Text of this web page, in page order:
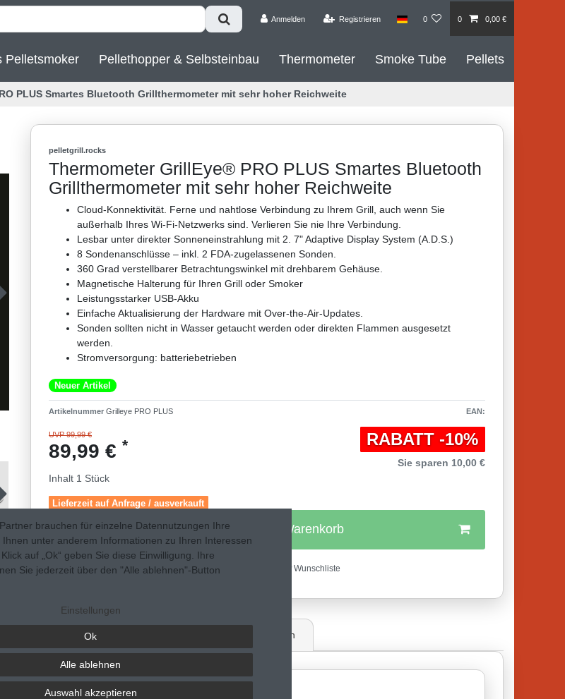
Anmelden Registrieren 0 0 0,00 €
Pelletsmoker Pellethopper & Selbsteinbau Thermometer Smoke Tube Pellets
PLUS Smartes Bluetooth Grillthermometer mit sehr hoher Reichweite
pelletgrill.rocks
Thermometer GrillEye® PRO PLUS Smartes Bluetooth
Grillthermometer mit sehr hoher Reichweite
Cloud-Konnektivität. Ferne und nahtlose Verbindung zu Ihrem Grill, auch wenn Sie
außerhalb Ihres Wi-Fi-Netzwerks sind. Verlieren Sie nie Ihre Verbindung.
Lesbar unter direkter Sonneneinstrahlung mit 2. 7" Adaptive Display System (A.D.S.)
8 Sondenanschlüsse – inkl. 2 FDA-zugelassenen Sonden.
360 Grad verstellbarer Betrachtungswinkel mit drehbarem Gehäuse.
Magnetische Halterung für Ihren Grill oder Smoker
Leistungsstarker USB-Akku
Einfache Aktualisierung der Hardware mit Over-the-Air-Updates.
Sonden sollten nicht in Wasser getaucht werden oder direkten Flammen ausgesetzt
werden.
Stromversorgung: batteriebetrieben
Neuer Artikel
Artikelnummer Grilleye PRO PLUS EAN:
UVP 99,99 €
89,99 € *
Inhalt 1 Stück
RABATT -10%
Sie sparen 10,00 €
Lieferzeit auf Anfrage / ausverkauft
In den Warenkorb
0
Wunschliste
Bewertungen
brauchen für einzelne Datennutzungen Ihre
Ihnen unter anderem Informationen zu Ihren Interessen
auf „Ok“ geben Sie diese Einwilligung. Ihre
Sie jederzeit über den "Alle ablehnen"-Button
Einstellungen
Ok
Alle ablehnen
Auswahl akzeptieren